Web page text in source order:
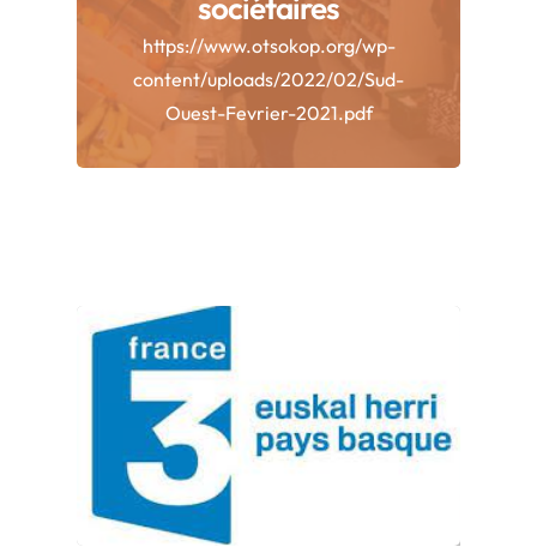
https://www.otsokop.org/wp-
content/uploads/2022/02/Sud-
Ouest-Fevrier-2021.pdf